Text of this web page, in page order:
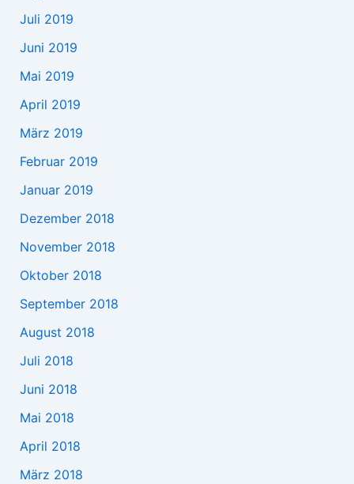
Juli 2019
Juni 2019
Mai 2019
April 2019
März 2019
Februar 2019
Januar 2019
Dezember 2018
November 2018
Oktober 2018
September 2018
August 2018
Juli 2018
Juni 2018
Mai 2018
April 2018
März 2018